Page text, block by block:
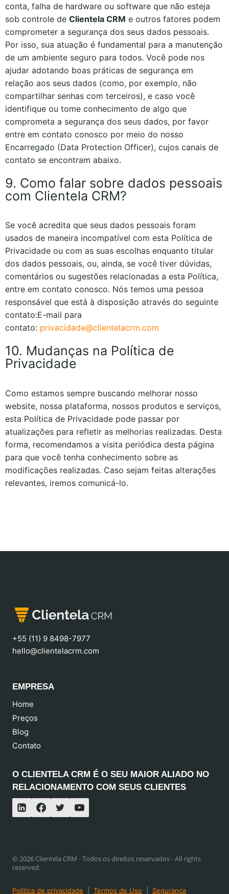
conta, falha de hardware ou software que não esteja
sob controle de Clientela CRM e outros fatores podem
comprometer a segurança dos seus dados pessoais.
Por isso, sua atuação é fundamental para a manutenção
de um ambiente seguro para todos. Você pode nos
ajudar adotando boas práticas de segurança em
relação aos seus dados (como, por exemplo, não
compartilhar senhas com terceiros), e caso você
identifique ou tome conhecimento de algo que
comprometa a segurança dos seus dados, por favor
entre em contato conosco por meio do nosso
Encarregado (Data Protection Officer), cujos canais de
contato se encontram abaixo.
9. Como falar sobre dados pessoais
com Clientela CRM?
Se você acredita que seus dados pessoais foram
usados de maneira incompatível com esta Política de
Privacidade ou com as suas escolhas enquanto titular
dos dados pessoais, ou, ainda, se você tiver dúvidas,
comentários ou sugestões relacionadas a esta Política,
entre em contato conosco. Nós temos uma pessoa
responsável que está à disposição através do seguinte
contato:E-mail para
contato: privacidade@clientelacrm.com
10. Mudanças na Política de
Privacidade
Como estamos sempre buscando melhorar nosso
website, nossa plataforma, nossos produtos e serviços,
esta Política de Privacidade pode passar por
atualizações para refletir as melhorias realizadas. Desta
forma, recomendamos a visita periódica desta página
para que você tenha conhecimento sobre as
modificações realizadas. Caso sejam feitas alterações
relevantes, iremos comunicá-lo.
+55 (11) 9 8498-7977
hello@clientelacrm.com
EMPRESA
Home
Preços
Blog
Contato
O CLIENTELA CRM É O SEU MAIOR ALIADO NO
RELACIONAMENTO COM SEUS CLIENTES
© 2026 Clientela CRM - Todos os direitos reservados - All rights
reserved.
Política de privacidade Termos de Uso Segurança